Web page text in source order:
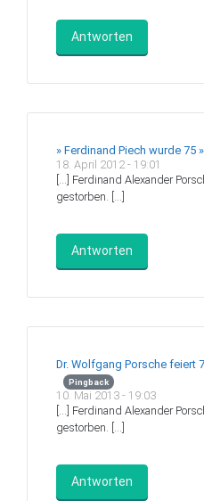
Antworten
» Ferdinand Piech wurde 75
18. April 2012 - 19:01
[…] Ferdinand Alexander
gestorben. […]
Antworten
Dr. Wolfgang Porsche feiert
Pingback
10. Mai 2013 - 19:03
[…] Ferdinand Alexander
gestorben. […]
Antworten